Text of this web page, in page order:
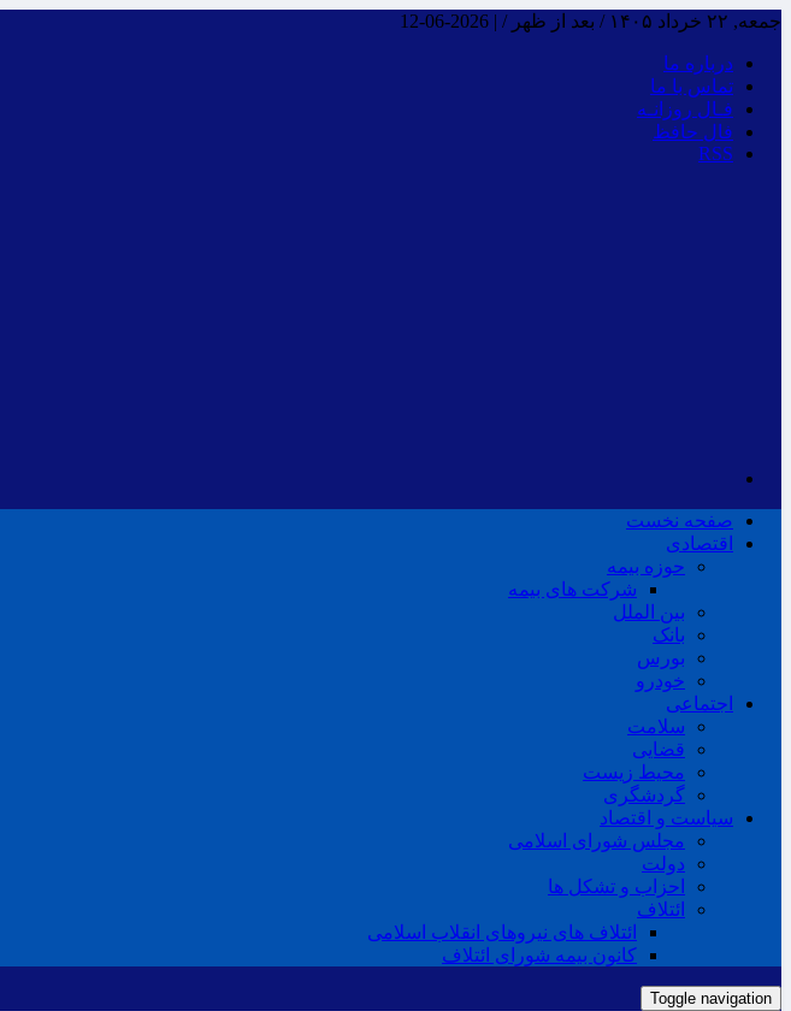
جمعه, ۲۲ خرداد ۱۴۰۵ / بعد از ظهر / |
2026-06-12
درباره ما
تماس با ما
فـال روزانـه
فال حافظ
RSS
صفحه نخست
اقتصادی
حوزه بیمه
شرکت های بیمه
بین الملل
بانک
بورس
خودرو
اجتماعی
سلامت
قضایی
محیط زیست
گردشگری
سیاست و اقتصاد
مجلس شورای اسلامی
دولت
احزاب و تشکل ها
ائتلاف
ائتلاف های نیروهای انقلاب اسلامی
کانون بیمه شورای ائتلاف
Toggle navigation